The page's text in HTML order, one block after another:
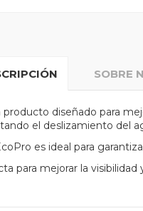
SOBRE
producto diseñado para
el deslizamiento del
es ideal para
para mejorar la